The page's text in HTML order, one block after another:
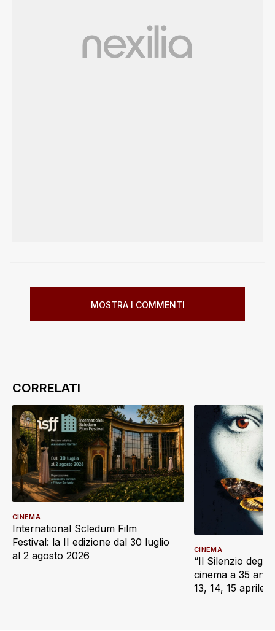
MOSTRA I COMMENTI
International Scledum Film
Festival: la II edizione dal 30 luglio
al 2 agosto 2026
CINEMA
“Il Silenzio degli
cinema a 35 anni
13, 14, 15 aprile
CINEMA